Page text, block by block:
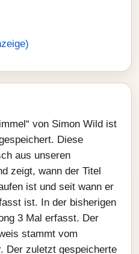
von Simon Wild ist
Diese
aus unseren
zeigt, wann der Titel
ist und seit wann er
ist. In der bisherigen
3 Mal erfasst. Der
stammt vom
Der zuletzt gespeicherte